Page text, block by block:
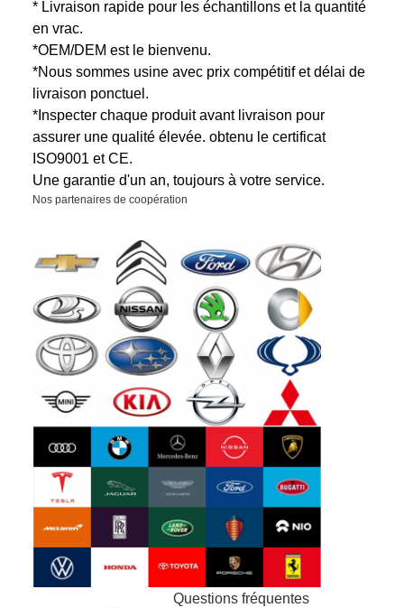
* Livraison rapide pour les échantillons et la quantité
en vrac.
*OEM/DEM est le bienvenu.
*Nous sommes usine avec prix compétitif et délai de
livraison ponctuel.
*Inspecter chaque produit avant livraison pour
assurer une qualité élevée. obtenu le certificat
ISO9001 et CE.
Une garantie d'un an, toujours à votre service.
Nos partenaires de coopération
Questions fréquentes